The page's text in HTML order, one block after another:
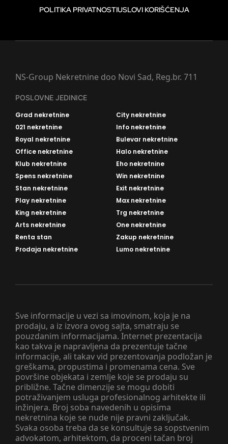
POLITIKA PRIVATNOSTIUSLOVI KORIŠĆENJA
Sve informacije u vezi sa imovinom, koja je na
prodaju, a iz izvora ovog sajta, smatraju se
pouzdanim informacijama. Internet prezentacija
kao takva je napravljena da prezentuje tačne
informacije, ali takav vid prezentovanja podložan je
greškama, propustima i promenama cena. Sve
površine objekata i zemlje koje se prodaju su
približne. Tačne dimenzije se mogu dobiti
potraživanjem usluga profesionalnog arhitekte ili
inžinjera. Broj soba navedenih u opisima
nekretnina koje se nude nije pravni zaključak.
Svaka osoba treba da se konsultuje sa sopstvenim
advokatom, arhitektom, da proceni tačan broj
NS-Group Nekretnine doo Novi Sad, Reg.br. 711
POSLOVNE JEDINICE
Grad nekretnine
City nekretnine
021 nekretnine
Info nekretnine
Royal nekretnine
Bulevar nekretnine
Office nekretnine
Halo nekretnine
Klub nekretnine
Eho nekretnine
Spens nekretnine
Win nekretnine
Stan nekretnine
Exit nekretnine
Play nekretnine
Max nekretnine
King nekretnine
Trg nekretnine
Arts nekretnine
One nekretnine
Renta stan
Zakup nekretnine
Prodaja nekretnine
Lumo nekretnine